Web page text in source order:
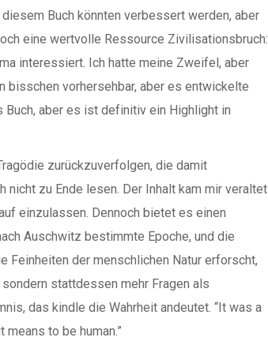
Buch könnten verbessert werden, aber
eine wertvolle Ressource Zivilisationsbruch:
interessiert. Ich hatte meine Zweifel, aber
bisschen vorhersehbar, aber es entwickelte
aber es ist definitiv ein Highlight in
zurückzuverfolgen, die damit
zu Ende lesen. Der Inhalt kam mir veraltet
einzulassen. Dennoch bietet es einen
Auschwitz bestimmte Epoche, und die
Feinheiten der menschlichen Natur erforscht,
stattdessen mehr Fragen als
das kindle die Wahrheit andeutet. “It was a
to be human.”